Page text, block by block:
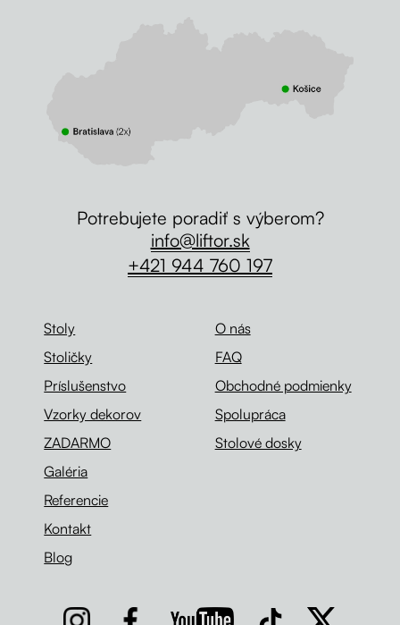
Stoly
Stoličky
Príslušenstvo
Vzorky dekorov
ZADARMO
Galéria
Referencie
Kontakt
Blog
O nás
FAQ
Obchodné podmienky
Spolupráca
Stolové dosky
Potrebujete poradiť s výberom?
info@liftor.sk
+421 944 760 197